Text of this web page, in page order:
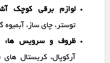
لوازم برقی کوچک
توستر، چای ساز، آبمیوه
ظروف و سرویس ها:
آرکوپال، کریستال